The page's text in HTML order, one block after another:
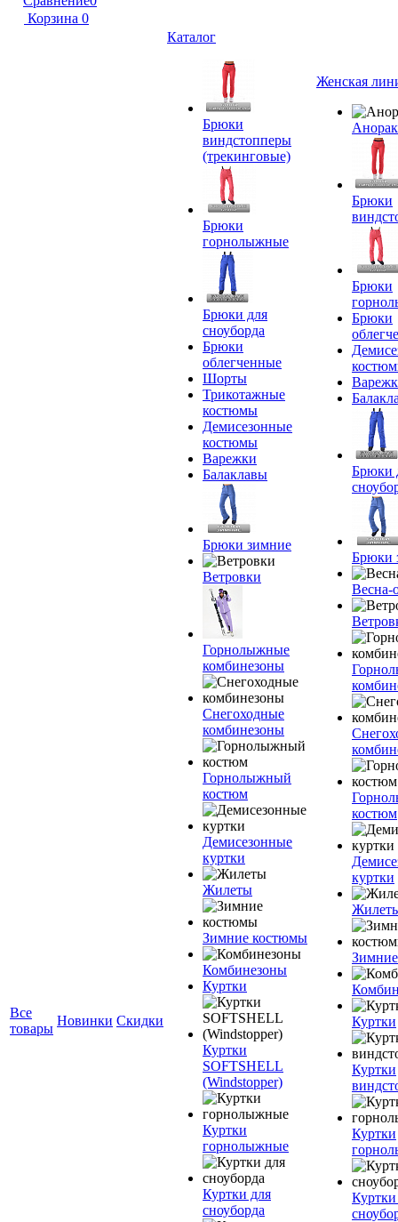
Корзина 0
Все
товары
Новинки Скидки
Каталог
Брюки
виндстопперы
(трекинговые)
Брюки
горнолыжные
Брюки для
сноуборда
Брюки
облегченные
Шорты
Трикотажные
костюмы
Демисезонные
костюмы
Варежки
Балаклавы
Брюки зимние
Ветровки
Горнолыжные
комбинезоны
Снегоходные
комбинезоны
Горнолыжный
костюм
Демисезонные
куртки
Жилеты
Зимние костюмы
Комбинезоны
Куртки
Куртки
SOFTSHELL
(Windstopper)
Куртки
горнолыжные
Куртки для
сноуборда
Женская
Брюки
Брюки
Брюки
Брюки
Брюки
Весна-
костюм
куртки
Куртки
Куртки
Куртки
Куртки